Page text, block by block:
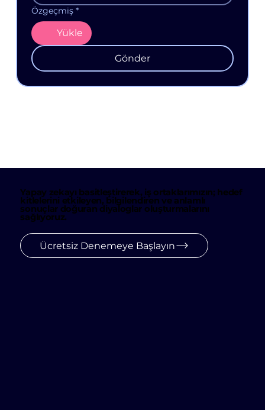
Özgeçmiş *
Yükle
Gönder
Yapay zekayı basitleştirerek, iş ortaklarımızın; hedef
kitlelerini etkileyen, bilgilendiren ve anlamlı
sonuçlar doğuran diyaloglar oluşturmalarını
sağlıyoruz.
Ücretsiz Denemeye Başlayın